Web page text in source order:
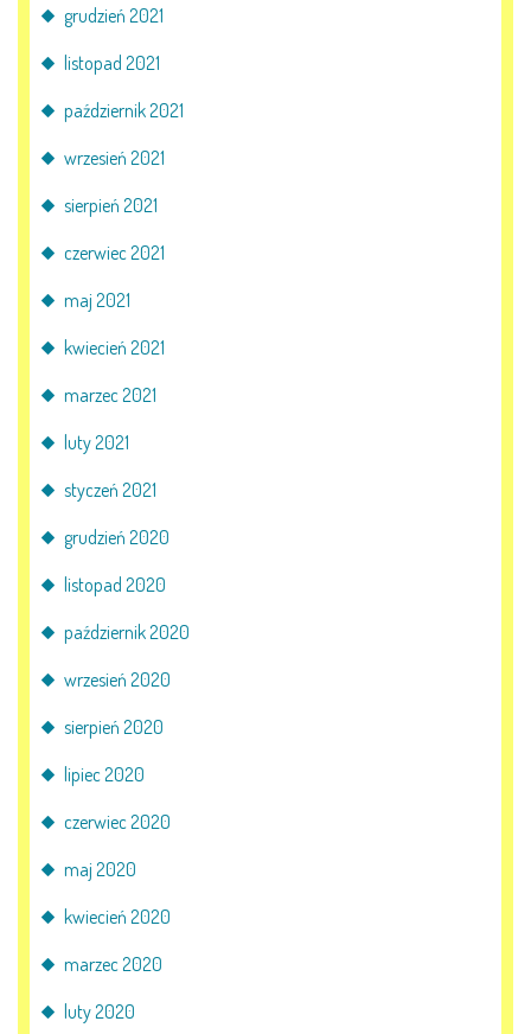
grudzień 2021
listopad 2021
październik 2021
wrzesień 2021
sierpień 2021
czerwiec 2021
maj 2021
kwiecień 2021
marzec 2021
luty 2021
styczeń 2021
grudzień 2020
listopad 2020
październik 2020
wrzesień 2020
sierpień 2020
lipiec 2020
czerwiec 2020
maj 2020
kwiecień 2020
marzec 2020
luty 2020